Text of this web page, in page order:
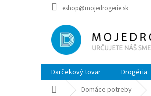
na
eshop@mojedrogerie.sk
Darčekový tovar Drogéria
DomovDomáce potreby